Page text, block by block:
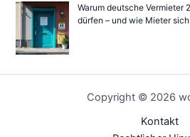
Warum deutsche Vermieter
dürfen – und wie Mieter
Copyright © 2026
Kontakt